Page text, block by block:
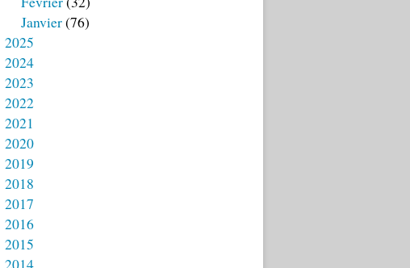
Janvier(76)
2025
2024
2023
2022
2021
2020
2019
2018
2017
2016
2015
2014